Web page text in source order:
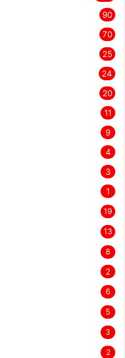
90
70
25
24
20
11
9
4
3
1
19
13
8
2
6
5
3
2